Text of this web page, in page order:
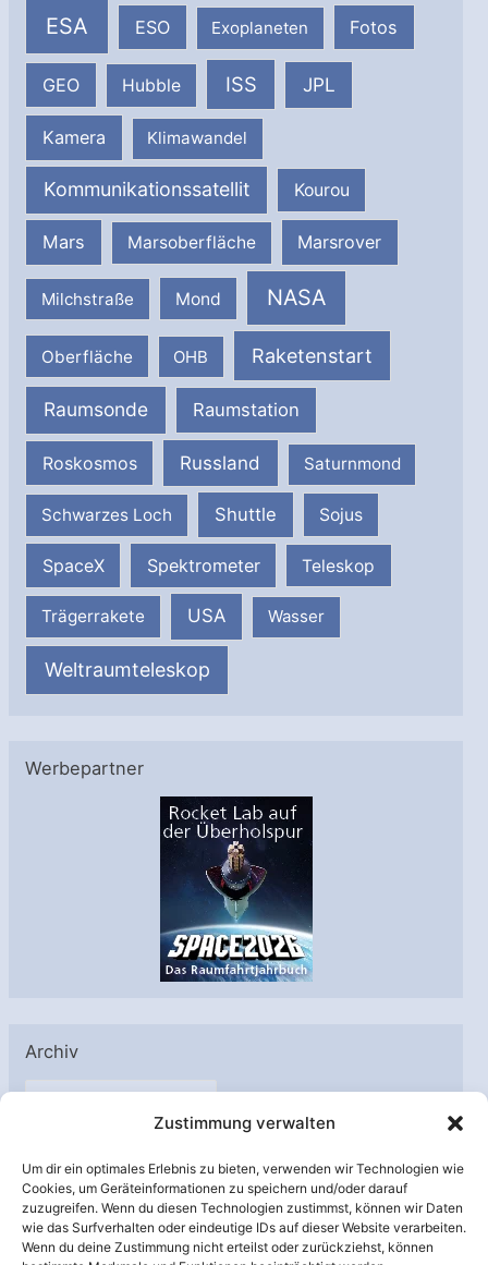
Zustimmung verwalten
Um dir ein optimales Erlebnis zu bieten, verwenden wir Technologien wie
Cookies, um Geräteinformationen zu speichern und/oder darauf
zuzugreifen. Wenn du diesen Technologien zustimmst, können wir Daten
wie das Surfverhalten oder eindeutige IDs auf dieser Website verarbeiten.
Wenn du deine Zustimmung nicht erteilst oder zurückziehst, können
ESA ESO Exoplaneten Fotos
GEO Hubble ISS JPL
Kamera Klimawandel
Kommunikationssatellit Kourou
Mars Marsoberfläche Marsrover
Milchstraße Mond NASA
Oberfläche OHB Raketenstart
Raumsonde Raumstation
Roskosmos Russland Saturnmond
Schwarzes Loch Shuttle Sojus
SpaceX Spektrometer Teleskop
Trägerrakete USA Wasser
Weltraumteleskop
Werbepartner
Archiv
A
h
i
v
Unterstützt von: